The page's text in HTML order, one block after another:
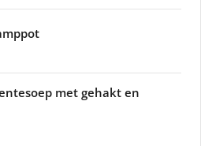
met gehakt en